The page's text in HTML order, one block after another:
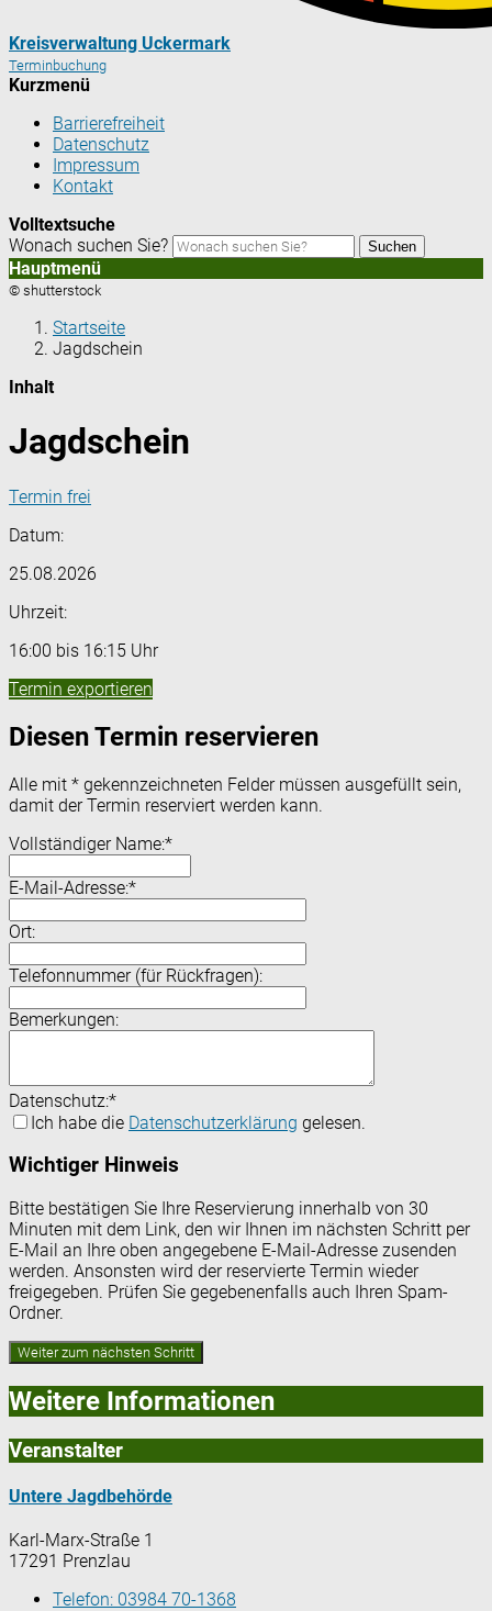
Kreisverwaltung Uckermark
Terminbuchung
Kurzmenü
Barrierefreiheit
Datenschutz
Impressum
Kontakt
Volltextsuche
Wonach suchen Sie?
Suchen
Hauptmenü
© shutterstock
Startseite
Jagdschein
Inhalt
Jagdschein
Termin frei
Datum:
25.08.2026
Uhrzeit:
16:00 bis 16:15 Uhr
Termin exportieren
Diesen Termin reservieren
Alle mit * gekennzeichneten Felder müssen ausgefüllt sein,
damit der Termin reserviert werden kann.
Vollständiger Name:*
E-Mail-Adresse:*
Ort:
Telefonnummer (für Rückfragen):
Bemerkungen:
Datenschutz:*
Ich habe die Datenschutzerklärung gelesen.
Wichtiger Hinweis
Bitte bestätigen Sie Ihre Reservierung innerhalb von 30
Minuten mit dem Link, den wir Ihnen im nächsten Schritt per
E-Mail an Ihre oben angegebene E-Mail-Adresse zusenden
werden. Ansonsten wird der reservierte Termin wieder
freigegeben. Prüfen Sie gegebenenfalls auch Ihren Spam-
Ordner.
Weitere Informationen
Veranstalter
Untere Jagdbehörde
Karl-Marx-Straße 1
17291 Prenzlau
Telefon: 03984 70-1368